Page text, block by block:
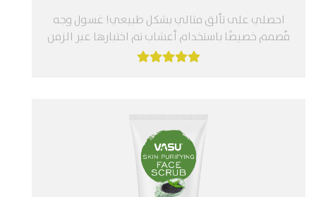
احصلي على تألق مثالي بشكل طبيعي! غسول وجه
مُصمم خصيصًا باستخدام أعشاب تم اختبارها عبر الزمن
في قاعدة تنظيف صديقة...